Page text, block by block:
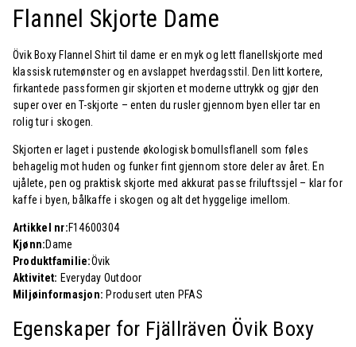
Flannel Skjorte Dame
Övik Boxy Flannel Shirt til dame er en myk og lett flanellskjorte med
klassisk rutemønster og en avslappet hverdagsstil. Den litt kortere,
firkantede passformen gir skjorten et moderne uttrykk og gjør den
super over en T-skjorte – enten du rusler gjennom byen eller tar en
rolig tur i skogen.
Skjorten er laget i pustende økologisk bomullsflanell som føles
behagelig mot huden og funker fint gjennom store deler av året. En
ujålete, pen og praktisk skjorte med akkurat passe friluftssjel – klar for
kaffe i byen, bålkaffe i skogen og alt det hyggelige imellom.
Artikkel nr:F14600304
Kjønn:Dame
Produktfamilie:Övik
Aktivitet: Everyday Outdoor
Miljøinformasjon: Produsert uten PFAS
Egenskaper for Fjällräven Övik Boxy